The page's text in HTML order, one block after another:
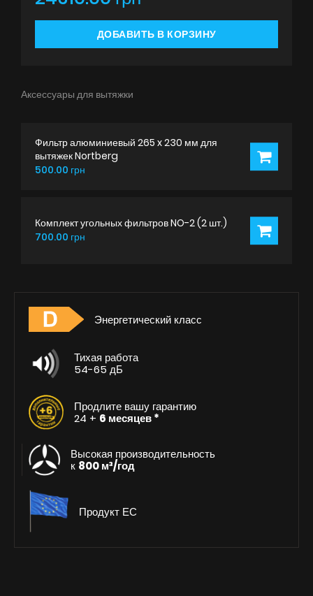
ДОБАВИТЬ В КОРЗИНУ
Аксессуары для вытяжки
Фильтр алюминиевый 265 x 230 мм для
вытяжек Nortberg
500.00 грн
Комплект угольных фильтров NO-2 (2 шт.)
700.00 грн
Энергетический класс
Тихая работа
54-65 дБ
Продлите вашу гарантию
24 + 6 месяцев *
Высокая производительность
к 800 м³/год
Продукт ЕС